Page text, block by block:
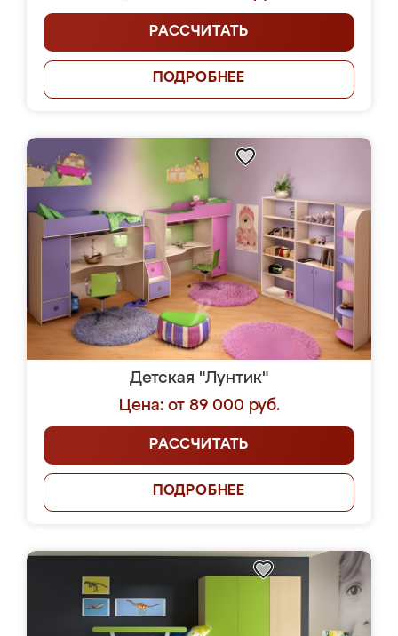
РАССЧИТАТЬ
ПОДРОБНЕЕ
Детская "Лунтик"
Цена: от 89 000 руб.
РАССЧИТАТЬ
ПОДРОБНЕЕ